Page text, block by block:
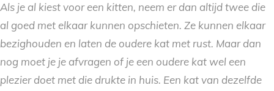
Als je al kiest voor een kitten, neem er dan altijd twee die
al goed met elkaar kunnen opschieten. Ze kunnen elkaar
bezighouden en laten de oudere kat met rust. Maar dan
nog moet je je afvragen of je een oudere kat wel een
plezier doet met die drukte in huis. Een kat van dezelfde